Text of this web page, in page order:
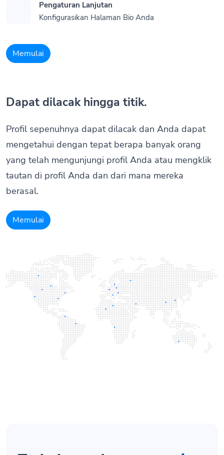
Pengaturan Lanjutan
Konfigurasikan Halaman Bio Anda
Memulai
Dapat dilacak hingga titik.
Profil sepenuhnya dapat dilacak dan Anda dapat
mengetahui dengan tepat berapa banyak orang
yang telah mengunjungi profil Anda atau mengklik
tautan di profil Anda dan dari mana mereka
berasal.
Memulai